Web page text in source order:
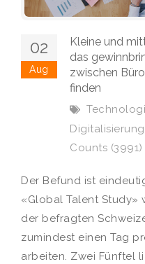
02
Aug
Kleine und
das
zwischen
finden
Digitalisierung
Counts (3991)
Der Befund ist
«Global Talent Study»
der befragten
zumindest einen Tag
arbeiten. Zwei Fünftel